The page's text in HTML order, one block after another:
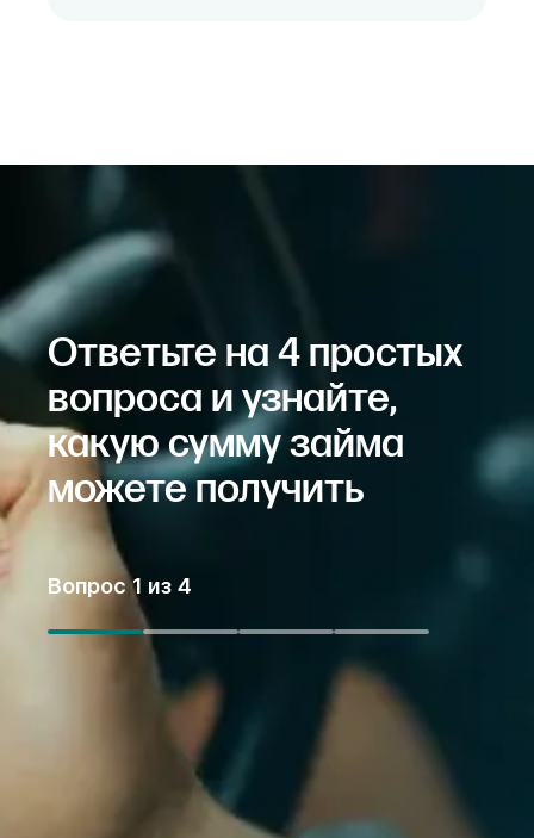
Ответьте на 4 простых
вопроса и узнайте,
какую сумму займа
можете получить
Вопрос1 из 4